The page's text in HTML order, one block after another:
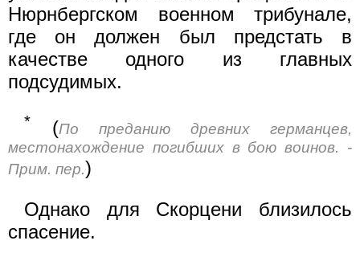
Нюрнбергском военном трибунале,
где он должен был предстать в
качестве одного из главных
подсудимых.
* (По преданию древних германцев,
местонахождение погибших в бою воинов. -
Прим. пер.)
Однако для Скорцени близилось
спасение.